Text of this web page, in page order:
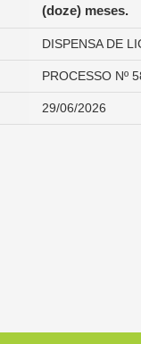
(doze) meses.
DISPENSA DE
PROCESSO Nº
29/06/2026